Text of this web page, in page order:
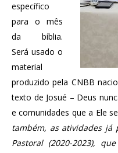
específico
para o mês
da bíblia.
Será usado o
material
produzido pela CNBB
texto de Josué – Deus
e comunidades que a Ele
também, as atividades já
Pastoral (2020-2023),